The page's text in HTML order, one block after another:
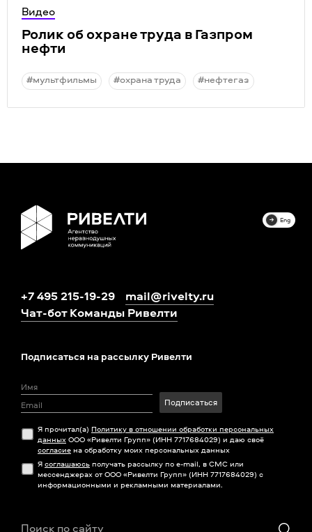
Видео
Ролик об охране труда в Газпром
нефти
#мультфильмы #охрана труда #нефтегаз
+7 495 215-19-29
mail@rivelty.ru
Чат-бот Команды Ривелти
Eng
Подписаться на рассылку Ривелти
Подписаться
Я прочитал(а) Политику в отношении обработки персональных
данных ООО «Ривелти Групп» (ИНН 7717684029) и даю своё
согласие на обработку моих персональных данных
Я соглашаюсь получать рассылку по e-mail, в СМС или
мессенджерах от ООО «Ривелти Групп» (ИНН 7717684029) с
информационными и рекламными материалами.